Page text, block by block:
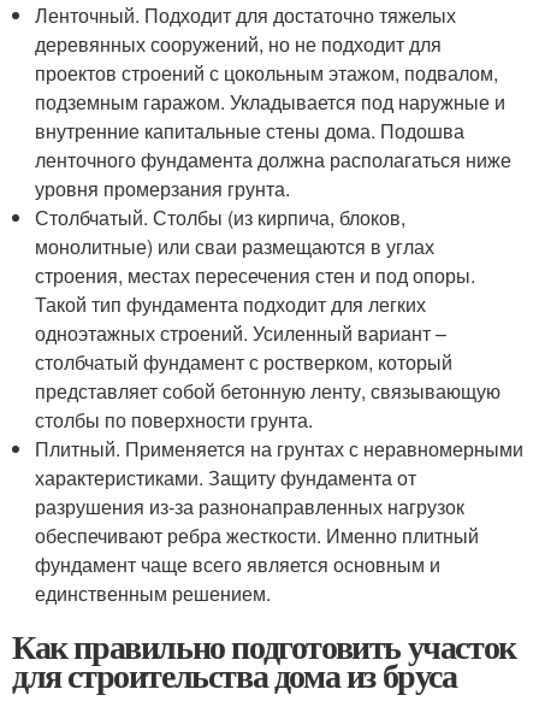
Ленточный. Подходит для достаточно тяжелых
деревянных сооружений, но не подходит для
проектов строений с цокольным этажом, подвалом,
подземным гаражом. Укладывается под наружные и
внутренние капитальные стены дома. Подошва
ленточного фундамента должна располагаться ниже
уровня промерзания грунта.
Столбчатый. Столбы (из кирпича, блоков,
монолитные) или сваи размещаются в углах
строения, местах пересечения стен и под опоры.
Такой тип фундамента подходит для легких
одноэтажных строений. Усиленный вариант –
столбчатый фундамент с ростверком, который
представляет собой бетонную ленту, связывающую
столбы по поверхности грунта.
Плитный. Применяется на грунтах с неравномерными
характеристиками. Защиту фундамента от
разрушения из-за разнонаправленных нагрузок
обеспечивают ребра жесткости. Именно плитный
фундамент чаще всего является основным и
единственным решением.
Как правильно подготовить участок
для строительства дома из бруса